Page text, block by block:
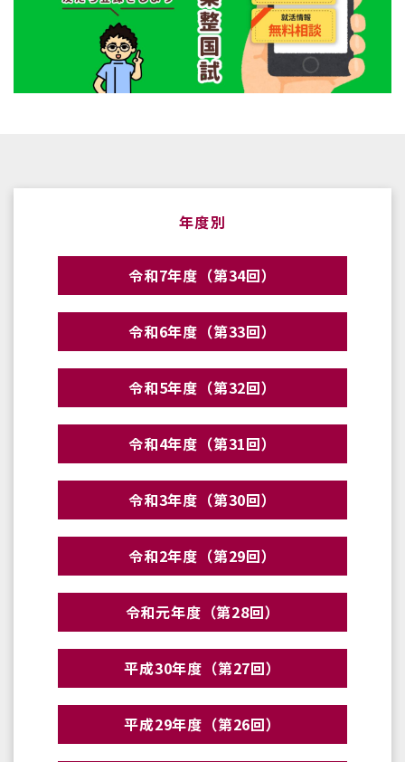
年度別
令和7年度（第34回）
令和6年度（第33回）
令和5年度（第32回）
令和4年度（第31回）
令和3年度（第30回）
令和2年度（第29回）
令和元年度（第28回）
平成30年度（第27回）
平成29年度（第26回）